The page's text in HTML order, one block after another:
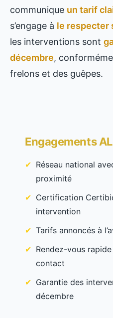
communique un tarif
s’engage à le respecter
les interventions sont
décembre,
frelons et des guêpes.
Engagements
Réseau national
proximité
Certification
intervention
Tarifs annoncés à
Rendez-vous
contact
Garantie des
décembre